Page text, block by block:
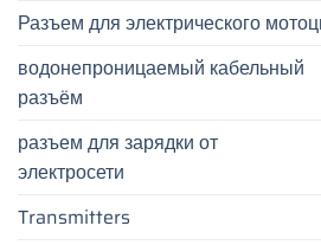
Разъем для электрического
водонепроницаемый кабельный
разъём
разъем для зарядки от
электросети
Transmitters